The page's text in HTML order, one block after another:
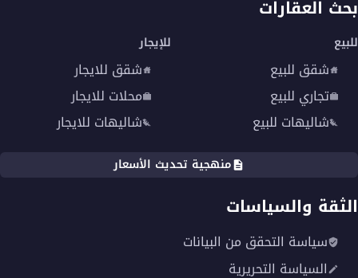
بحث العقارات
للبيع
شقق للبيع
تجاري للبيع
شاليهات للبيع
للإيجار
شقق للايجار
محلات للايجار
شاليهات للايجار
منهجية تحديث الأسعار
الثقة والسياسات
سياسة التحقق من البيانات
السياسة التحريرية